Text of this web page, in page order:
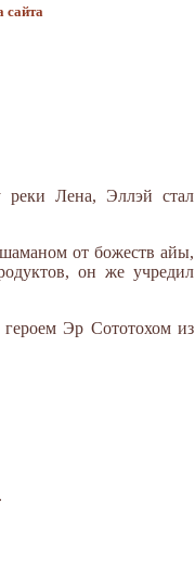
сайта
реки Лена, Эллэй стал
от божеств айы,
он же учредил
Эр Сототохом из